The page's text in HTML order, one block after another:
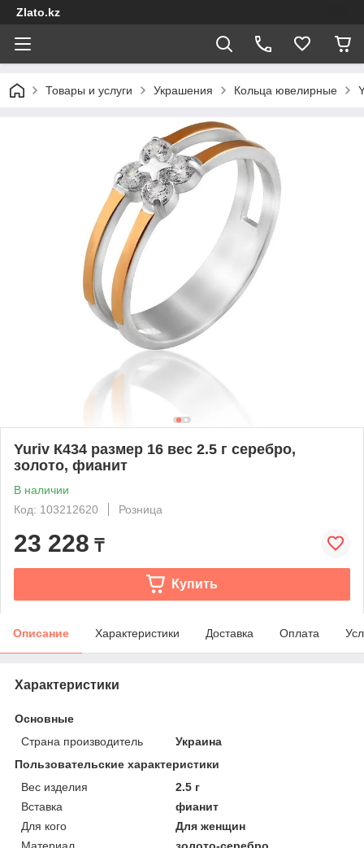
Zlato.kz
Товары и услуги Украшения Кольца ювелирные
Yuriv К434 размер 16 вес 2.5 г серебро,
золото, фианит
В наличии
Код: 103212620
Розница
23 228 ₸
Купить
Описание Характеристики Доставка Оплата
Характеристики
Основные
Страна производитель
Украина
Пользовательские характеристики
Вес изделия
2.5 г
Вставка
фианит
Для кого
Для женщин
Материал
золото-серебро